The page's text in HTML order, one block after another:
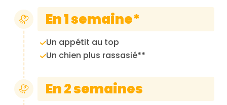
En 1 semaine*
Un appétit au top
Un chien plus rassasié**
En 2 semaines